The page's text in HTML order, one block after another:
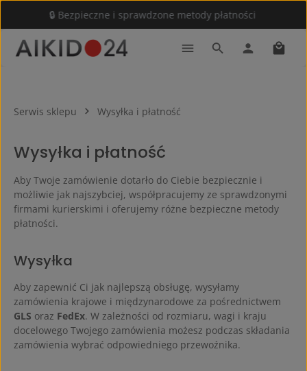
Przejdź do głównej zawartości
🔒 Bezpieczne i sprawdzone metody płatności
Serwis sklepu Wysyłka i płatność
Wysyłka i płatność
Aby Twoje zamówienie dotarło do Ciebie bezpiecznie i
możliwie jak najszybciej, współpracujemy ze sprawdzonymi
firmami kurierskimi i oferujemy różne bezpieczne metody
płatności.
Wysyłka
Aby zapewnić Ci jak najlepszą obsługę, wysyłamy
zamówienia krajowe i międzynarodowe za pośrednictwem
GLS oraz FedEx. W zależności od rozmiaru, wagi i kraju
docelowego Twojego zamówienia możesz podczas składania
zamówienia wybrać odpowiedniego przewoźnika.